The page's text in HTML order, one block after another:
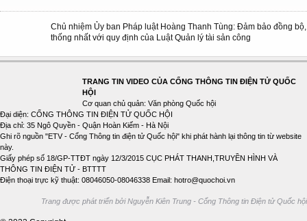
Chủ nhiệm Ủy ban Pháp luật Hoàng Thanh Tùng: Đảm bảo đồng bộ,
thống nhất với quy định của Luật Quản lý tài sản công
TRANG TIN VIDEO CỦA CỔNG THÔNG TIN ĐIỆN TỬ QUỐC
HỘI
Cơ quan chủ quản: Văn phòng Quốc hội
Đại diện: CỔNG THÔNG TIN ĐIỆN TỬ QUỐC HỘI
Địa chỉ: 35 Ngô Quyền - Quận Hoàn Kiếm - Hà Nội
Ghi rõ nguồn "ETV - Cổng Thông tin điện tử Quốc hội" khi phát hành lại thông tin từ website
này.
Giấy phép số 18/GP-TTĐT ngày 12/3/2015 CỤC PHÁT THANH,TRUYỀN HÌNH VÀ
THÔNG TIN ĐIỆN TỬ - BTTTT
Điện thoại trực kỹ thuật: 08046050-08046338 Email: hotro@quochoi.vn
Trang được phát triển bởi Nguyễn Kiên Trung - Cổng Thông tin Điện tử Quốc hội